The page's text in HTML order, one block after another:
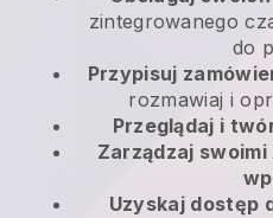
zintegrowanego
do
Przypisuj
rozmawiaj i
Przeglądaj i
Zarządzaj
Uzyskaj dostęp